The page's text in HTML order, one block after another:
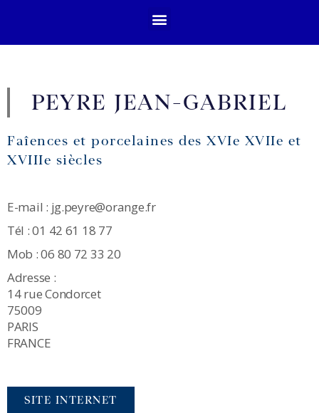
PEYRE JEAN-GABRIEL
Faîences et porcelaines des XVIe XVIIe et
XVIIIe siècles
E-mail : jg.peyre@orange.fr
Tél : 01 42 61 18 77
Mob : 06 80 72 33 20
Adresse :
14 rue Condorcet
75009
PARIS
FRANCE
SITE INTERNET